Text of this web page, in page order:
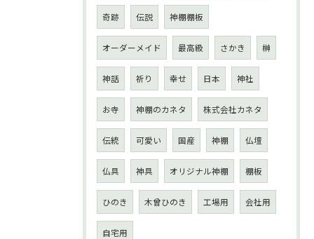
奇跡 伝説 神棚棚板
オーダーメイド 最高級 さかき 榊
神話 祈り 幸せ 日本 神社
お寺 神棚のカネタ 株式会社カネタ
伝統 可愛い 国産 神棚 仏壇
仏具 神具 オリジナル神棚 棚板
ひのき 木曾ひのき 工場用 会社用
自宅用